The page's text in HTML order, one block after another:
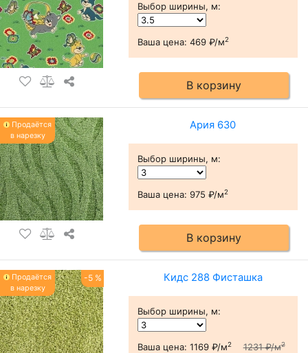
Выбор ширины, м:
Ваша цена: 469 ₽/м2
В корзину
Продаётся
в нарезку
Ария 630
Выбор ширины, м:
Ваша цена: 975 ₽/м2
В корзину
-5 %
Продаётся
в нарезку
Кидс 288 Фисташка
Выбор ширины, м:
Ваша цена: 1169 ₽/м2 1231 ₽/м2